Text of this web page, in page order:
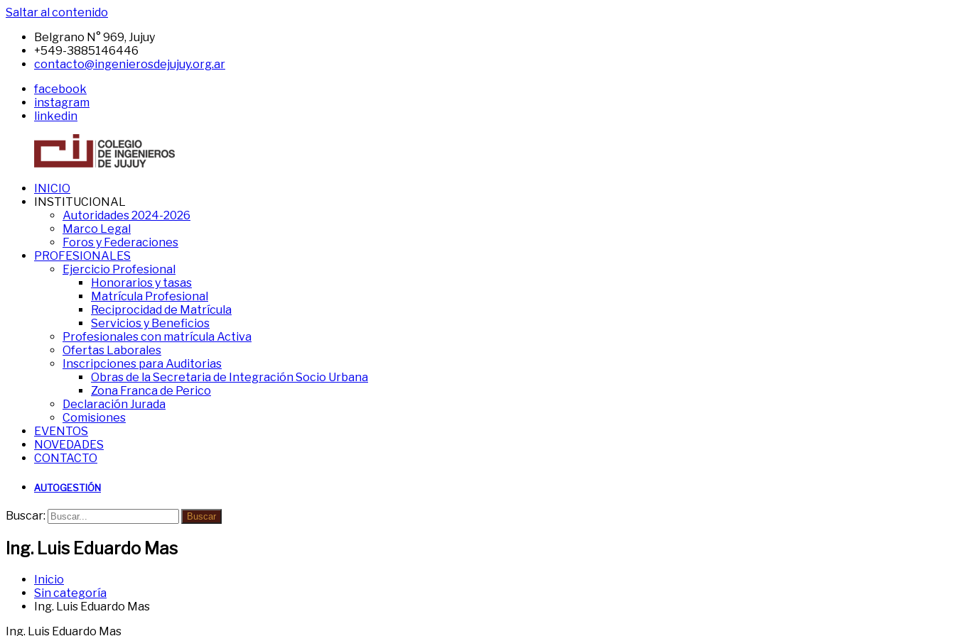
Saltar al contenido
Belgrano N° 969, Jujuy
+549-3885146446
contacto@ingenierosdejujuy.org.ar
facebook
instagram
linkedin
Sitio
INICIO
INSTITUCIONAL
Autoridades 2024-2026
Marco Legal
Foros y Federaciones
PROFESIONALES
Ejercicio Profesional
Honorarios y tasas
Matrícula Profesional
Reciprocidad de Matrícula
Servicios y Beneficios
Profesionales con matrícula Activa
Ofertas Laborales
Inscripciones para Auditorias
Obras de la Secretaria de Integración Socio Urbana
Zona Franca de Perico
Declaración Jurada
Comisiones
EVENTOS
NOVEDADES
CONTACTO
AUTOGESTIÓN
Buscar: Buscar
Ing. Luis Eduardo Mas
Inicio
Sin categoría
Ing. Luis Eduardo Mas
Ing. Luis Eduardo Mas